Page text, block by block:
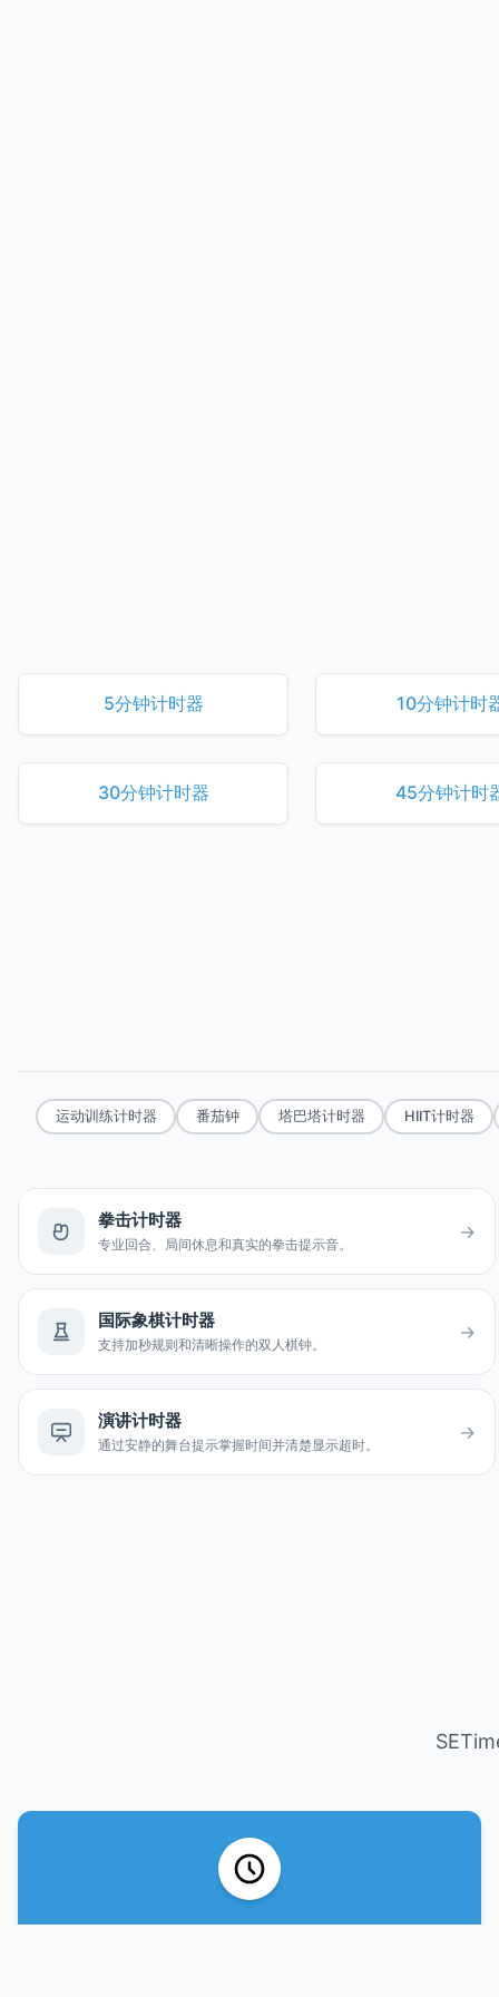
5分钟计时器 10分钟计时
30分钟计时器 45分钟计时
运动训练计时器 番茄钟 塔巴塔计时器 HIIT计时器
拳击计时器
专业回合、局间休息和真实的拳击提示音。
→
国际象棋计时器
支持加秒规则和清晰操作的双人棋钟。
→
演讲计时器
通过安静的舞台提示掌握时间并清楚显示超时。
→